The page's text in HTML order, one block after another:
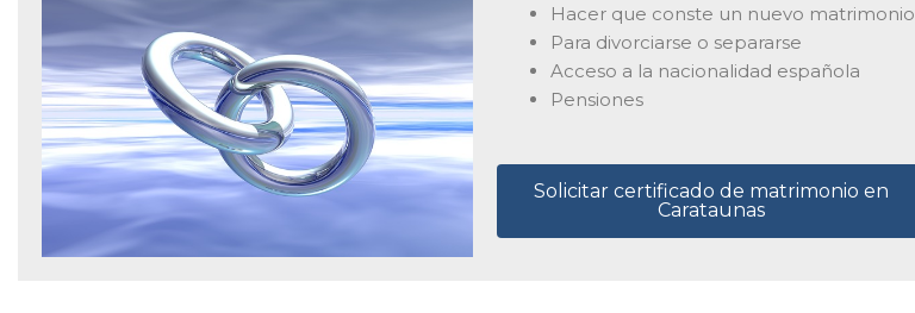
Hacer que conste un nuevo matrimonio
Para divorciarse o separarse
Acceso a la nacionalidad española
Pensiones
Solicitar certificado de matrimonio en
Carataunas